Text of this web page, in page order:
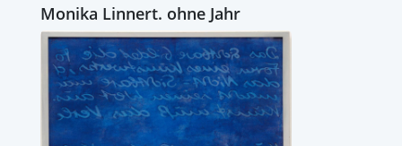
Monika Linnert. ohne Jahr